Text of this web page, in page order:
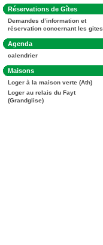
Dans
la
rubrique
:
Réservations de Gîtes
Demandes d’information et
réservation concernant les gites
Dans
la
rubrique
:
Agenda
calendrier
Dans
la
rubrique
:
Maisons
Loger à la maison verte (Ath)
Loger au relais du Fayt
(Grandglise)